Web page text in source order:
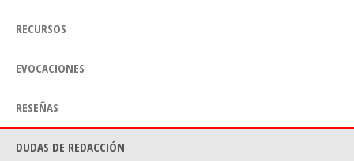
RECURSOS
EVOCACIONES
RESEÑAS
DUDAS DE REDACCIÓN